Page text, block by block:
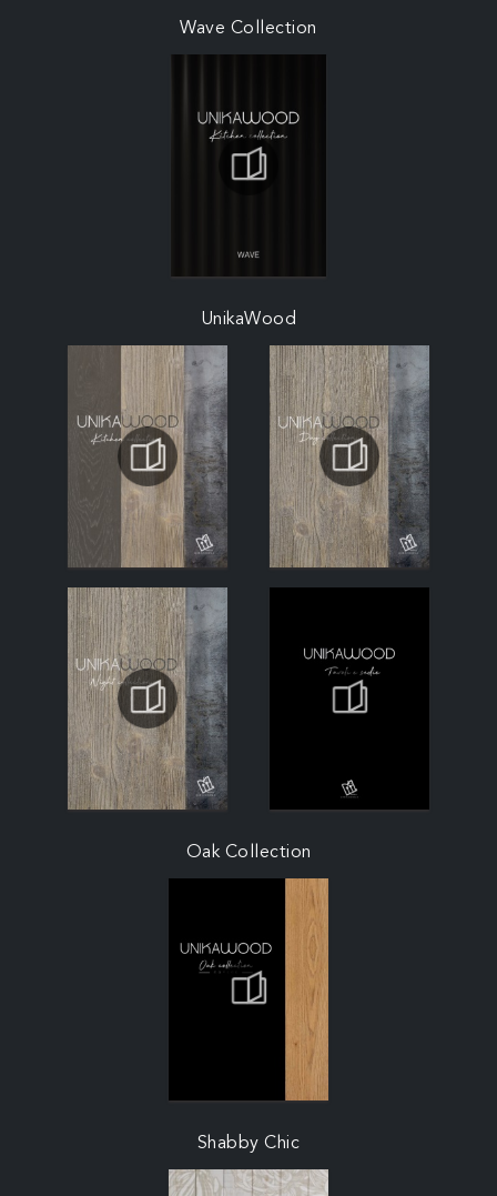
Wave Collection
UnikaWood
Oak Collection
Shabby Chic